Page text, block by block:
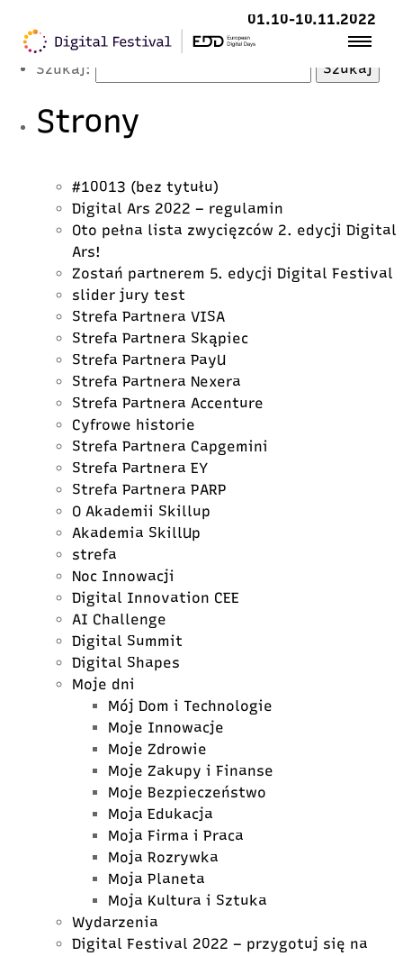
01.10-10.11.2022
Latest Posts
Szukaj:
Strony
#10013 (bez tytułu)
Digital Ars 2022 – regulamin
Oto pełna lista zwycięzców 2. edycji Digital
Ars!
Zostań partnerem 5. edycji Digital Festival
slider jury test
Strefa Partnera VISA
Strefa Partnera Skąpiec
Strefa Partnera PayU
Strefa Partnera Nexera
Strefa Partnera Accenture
Cyfrowe historie
Strefa Partnera Capgemini
Strefa Partnera EY
Strefa Partnera PARP
O Akademii Skillup
Akademia SkillUp
strefa
Noc Innowacji
Digital Innovation CEE
AI Challenge
Digital Summit
Digital Shapes
Moje dni
Mój Dom i Technologie
Moje Innowacje
Moje Zdrowie
Moje Zakupy i Finanse
Moje Bezpieczeństwo
Moja Edukacja
Moja Firma i Praca
Moja Rozrywka
Moja Planeta
Moja Kultura i Sztuka
Wydarzenia
Digital Festival 2022 – przygotuj się na